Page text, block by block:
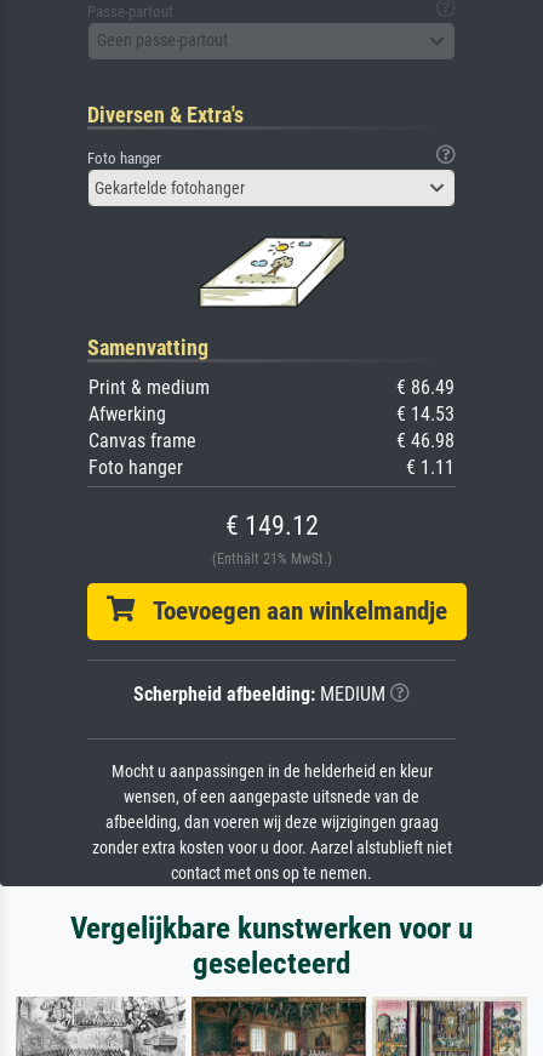
Passe-partout
Geen passe-partout
Diversen & Extra's
Foto hanger
Gekartelde fotohanger
Samenvatting
Print & medium
€ 86.49
Afwerking
€ 14.53
Canvas frame
€ 46.98
Foto hanger
€ 1.11
€ 149.12
(Enthält 21% MwSt.)
Toevoegen aan winkelmandje
Scherpheid afbeelding: MEDIUM
Mocht u aanpassingen in de helderheid en kleur
wensen, of een aangepaste uitsnede van de
afbeelding, dan voeren wij deze wijzigingen graag
zonder extra kosten voor u door. Aarzel alstublieft niet
contact met ons op te nemen.
Vergelijkbare kunstwerken voor u
geselecteerd